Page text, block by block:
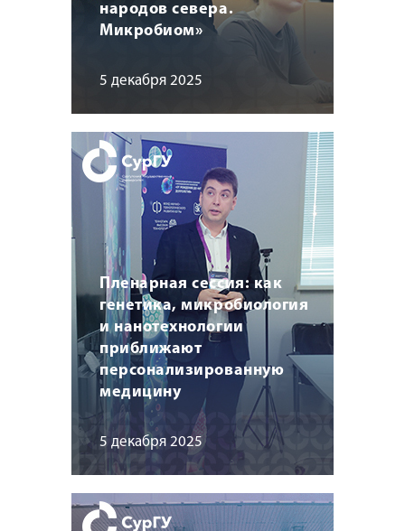
народов севера.
Микробиом»
5 декабря 2025
Пленарная сессия: как
генетика, микробиология
и нанотехнологии
приближают
персонализированную
медицину
5 декабря 2025